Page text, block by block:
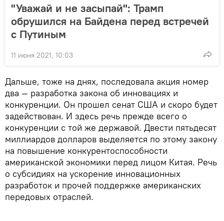
"Уважай и не засыпай": Трамп
обрушился на Байдена перед встречей
с Путиным
11 июня 2021, 10:03
Дальше, тоже на днях, последовала акция номер
два — разработка закона об инновациях и
конкуренции. Он прошел сенат США и скоро будет
задействован. И здесь речь прежде всего о
конкуренции с той же державой. Двести пятьдесят
миллиардов долларов выделяется по этому закону
на повышение конкурентоспособности
американской экономики перед лицом Китая. Речь
о субсидиях на ускорение инновационных
разработок и прочей поддержке американских
передовых отраслей.